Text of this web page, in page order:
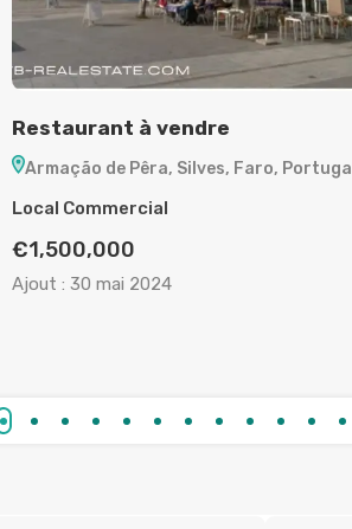
Restaurant à vendre
Armação de Pêra, Silves, Faro, Portugal
Local Commercial
€1,500,000
Ajout : 30 mai 2024